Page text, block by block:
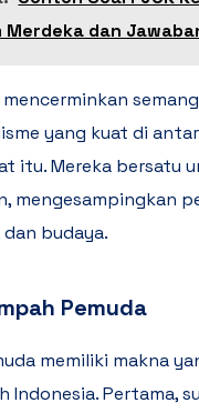
Merdeka dan
mencerminkan
yang kuat di
itu. Mereka bersatu
mengesampingkan
dan budaya.
Pemuda
memiliki makna
Indonesia. Pertama,